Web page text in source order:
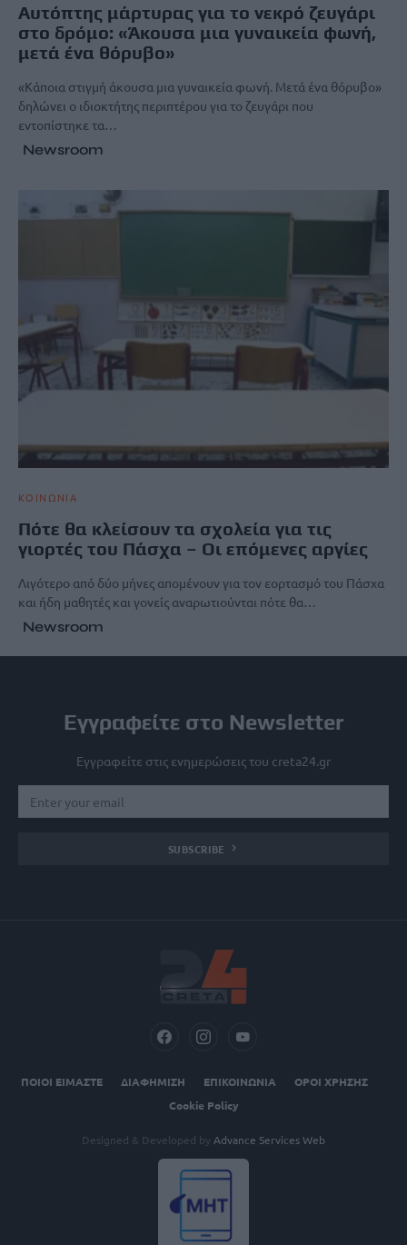
Αυτόπτης μάρτυρας για το νεκρό ζευγάρι
στο δρόμο: «Άκουσα μια γυναικεία φωνή,
μετά ένα θόρυβο»
«Κάποια στιγμή άκουσα μια γυναικεία φωνή. Μετά ένα θόρυβο»
δηλώνει ο ιδιοκτήτης περιπτέρου για το ζευγάρι που
εντοπίστηκε τα…
Newsroom
ΚΟΙΝΩΝΙΑ
Πότε θα κλείσουν τα σχολεία για τις
γιορτές του Πάσχα – Οι επόμενες αργίες
Λιγότερο από δύο μήνες απομένουν για τον εορτασμό του Πάσχα
και ήδη μαθητές και γονείς αναρωτιούνται πότε θα…
Newsroom
Εγγραφείτε στο Newsletter
Εγγραφείτε στις ενημερώσεις του creta24.gr
SUBSCRIBE
ΠΟΙΟΙ ΕΙΜΑΣΤΕ ΔΙΑΦΗΜΙΣΗ ΕΠΙΚΟΙΝΩΝΙΑ
ΟΡΟΙ ΧΡΗΣΗΣ
Cookie Policy
Designed & Developed by Advance Services Web